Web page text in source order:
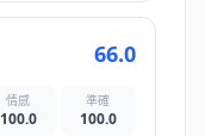
66.0
情感
100.0
準確
100.0